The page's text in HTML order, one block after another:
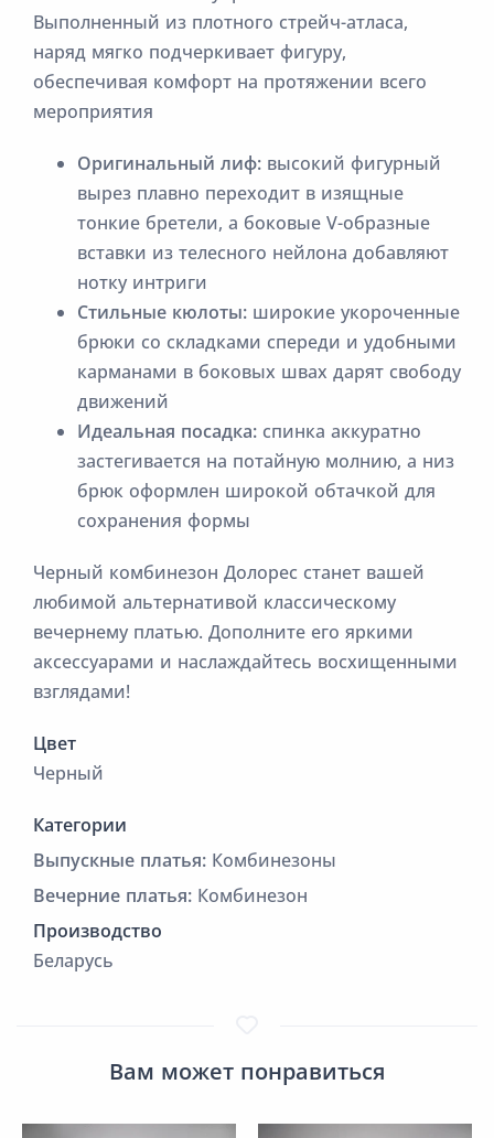
Выполненный из плотного стрейч-атласа,
наряд мягко подчеркивает фигуру,
обеспечивая комфорт на протяжении всего
мероприятия
Оригинальный лиф: высокий фигурный
вырез плавно переходит в изящные
тонкие бретели, а боковые V-образные
вставки из телесного нейлона добавляют
нотку интриги
Стильные кюлоты: широкие укороченные
брюки со складками спереди и удобными
карманами в боковых швах дарят свободу
движений
Идеальная посадка: спинка аккуратно
застегивается на потайную молнию, а низ
брюк оформлен широкой обтачкой для
сохранения формы
Черный комбинезон Долорес станет вашей
любимой альтернативой классическому
вечернему платью. Дополните его яркими
аксессуарами и наслаждайтесь восхищенными
взглядами!
Цвет
Черный
Категории
Выпускные платья: Комбинезоны
Вечерние платья: Комбинезон
Производство
Беларусь
Вам может понравиться